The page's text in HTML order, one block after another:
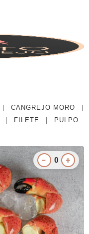
CANGREJO MORO
FILETE PULPO
− 0 +